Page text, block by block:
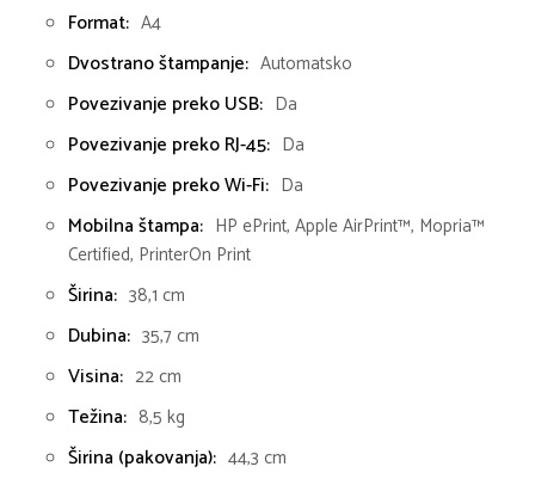
Format: A4
Dvostrano štampanje: Automatsko
Povezivanje preko USB: Da
Povezivanje preko RJ-45: Da
Povezivanje preko Wi-Fi: Da
Mobilna štampa: HP ePrint, Apple AirPrint™, Mopria™
Certified, PrinterOn Print
Širina: 38,1 cm
Dubina: 35,7 cm
Visina: 22 cm
Težina: 8,5 kg
Širina (pakovanja): 44,3 cm